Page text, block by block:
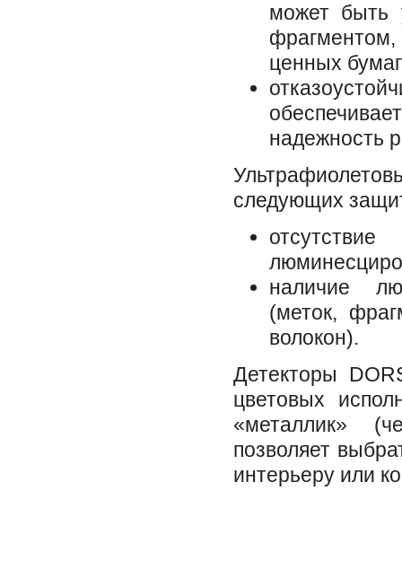
может быть
ценных
надежность
следующих
наличие
(меток,
волокон).
Детекторы
цветовых
«металлик»
позволяет
интерьеру или